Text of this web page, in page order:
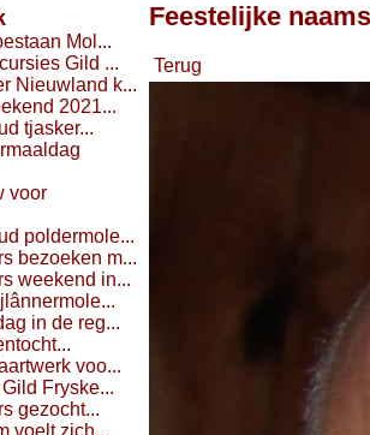
Mol...
Gild ...
Nieuwland k...
2021...
tjasker...
voor
poldermole...
bezoeken m...
weekend in...
in de reg...
voo...
Fryske...
gezocht...
voelt zich...
Feestelijke
Terug